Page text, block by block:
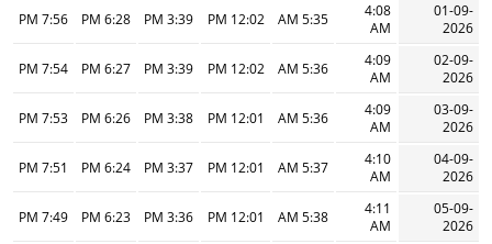
01-09-
2026
4:08
AM
5:35 AM
12:02 PM
3:39 PM
6:28 PM
7:56 PM
02-09-
2026
4:09
AM
5:36 AM
12:02 PM
3:39 PM
6:27 PM
7:54 PM
03-09-
2026
4:09
AM
5:36 AM
12:01 PM
3:38 PM
6:26 PM
7:53 PM
04-09-
2026
4:10
AM
5:37 AM
12:01 PM
3:37 PM
6:24 PM
7:51 PM
05-09-
2026
4:11
AM
5:38 AM
12:01 PM
3:36 PM
6:23 PM
7:49 PM